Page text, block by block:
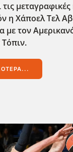
τις
η Χάποελ Τελ
με τον